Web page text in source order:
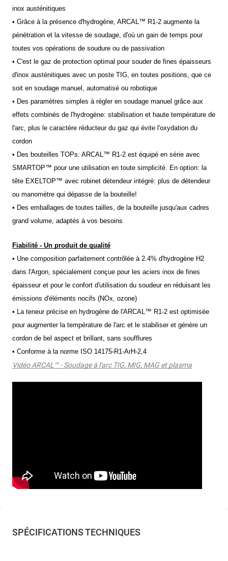
inox austénitiques
• Grâce à la présence d'hydrogène, ARCAL™ R1-2 augmente la
pénétration et la vitesse de soudage, d'où un gain de temps pour
toutes vos opérations de soudure ou de passivation
• C'est le gaz de protection optimal pour souder de fines épaisseurs
d'inox austénitiques avec un poste TIG, en toutes positions, que ce
soit en soudage manuel, automatisé ou robotique
• Des paramètres simples à régler en soudage manuel grâce aux
effets combinés de l'hydrogène: stabilisation et haute température de
l'arc, plus le caractère réducteur du gaz qui évite l'oxydation du
cordon
• Des bouteilles TOPs: ARCAL™ R1-2 est équipé en série avec
SMARTOP™ pour une utilisation en toute simplicité. En option: la
tête EXELTOP™ avec robinet détendeur intégré: plus de détendeur
ou manomètre qui dépasse de la bouteille!
• Des emballages de toutes tailles, de la bouteille jusqu'aux cadres
grand volume, adaptés à vos besoins
Fiabilité - Un produit de qualité
• Une composition parfaitement contrôlée à 2.4% d'hydrogène H2
dans l'Argon, spécialement conçue pour les aciers inox de fines
épaisseur et pour le confort d'utilisation du soudeur en réduisant les
émissions d'éléments nocifs (NOx, ozone)
• La teneur précise en hydrogène de l'ARCAL™ R1-2 est optimisée
pour augmenter la température de l'arc et le stabiliser et génère un
cordon de bel aspect et brillant, sans soufflures
• Conforme à la norme ISO 14175-R1-ArH-2,4
Vidéo ARCAL™ - Soudage à l'arc TIG, MIG, MAG et plasma
SPÉCIFICATIONS TECHNIQUES